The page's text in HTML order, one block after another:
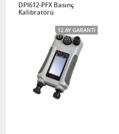
DPI612-PFX Basınç
Kalibratörü
12 AY GARANTI